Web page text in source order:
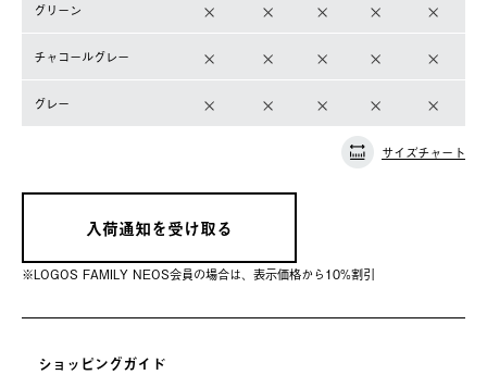
グリーン
チャコールグレー
グレー
サイズチャート
入荷通知を受け取る
※LOGOS FAMILY NEOS会員の場合は、表⽰価格から10%割引
ショッピングガイド